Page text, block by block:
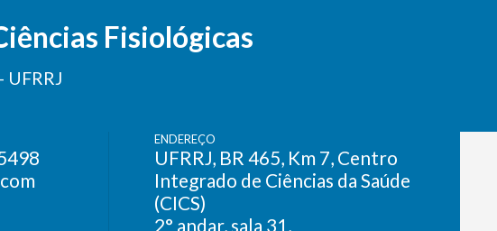
Fisiológicas
UFRRJ
ENDEREÇO
UFRRJ, BR 465, Km 7, Centro
Integrado de Ciências da Saúde
(CICS)
2° andar, sala 31,